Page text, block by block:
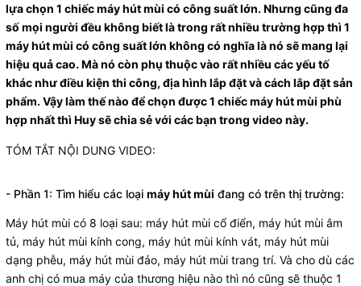
lựa chọn 1 chiếc máy hút mùi có công suất lớn. Nhưng cũng đa
số mọi người đều không biết là trong rất nhiều trường hợp thì 1
máy hút mùi có công suất lớn không có nghĩa là nó sẽ mang lại
hiệu quả cao. Mà nó còn phụ thuộc vào rất nhiều các yếu tố
khác như điều kiện thi công, địa hình lắp đặt và cách lắp đặt sản
phẩm. Vậy làm thế nào để chọn được 1 chiếc máy hút mùi phù
hợp nhất thì Huy sẽ chia sẻ với các bạn trong video này.
TÓM TẮT NỘI DUNG VIDEO:
- Phần 1: Tìm hiểu các loại máy hút mùi đang có trên thị trường:
Máy hút mùi có 8 loại sau: máy hút mùi cổ điển, máy hút mùi âm
tủ, máy hút mùi kính cong, máy hút mùi kính vát, máy hút mùi
dạng phễu, máy hút mùi đảo, máy hút mùi trang trí. Và cho dù các
anh chị có mua máy của thương hiệu nào thì nó cũng sẽ thuộc 1